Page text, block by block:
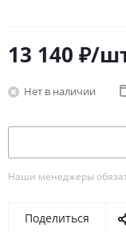
13 140 ₽/
Нет в наличии
Наши менеджеры
Поделиться